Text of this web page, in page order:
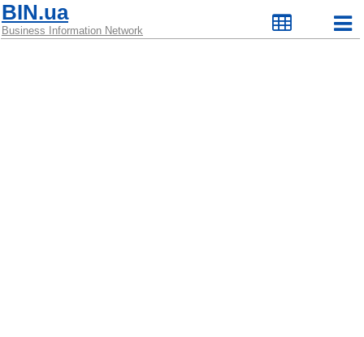
BIN.ua
Business Information Network